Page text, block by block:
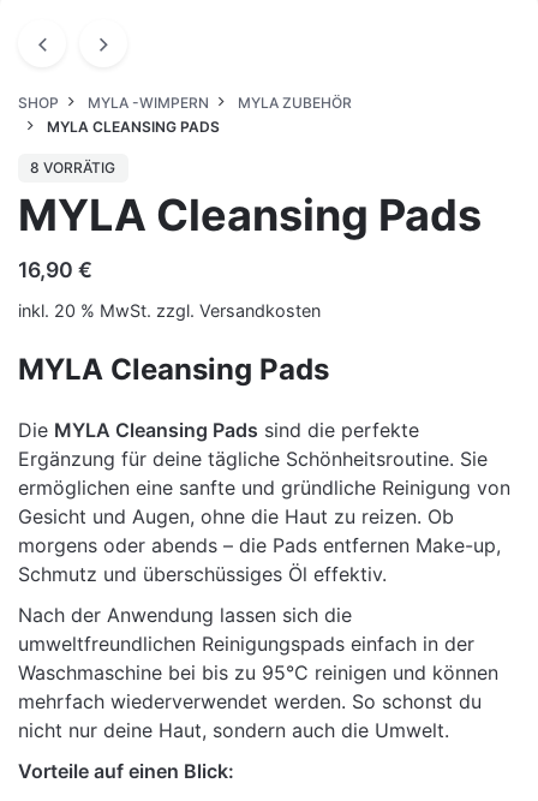
SHOP MYLA -WIMPERN
MYLA ZUBEHÖR
MYLA CLEANSING PADS
8 VORRÄTIG
MYLA Cleansing Pads
16,90 €
inkl. 20 % MwSt. zzgl. Versandkosten
MYLA Cleansing Pads
Die MYLA Cleansing Pads sind die perfekte
Ergänzung für deine tägliche Schönheitsroutine. Sie
ermöglichen eine sanfte und gründliche Reinigung von
Gesicht und Augen, ohne die Haut zu reizen. Ob
morgens oder abends – die Pads entfernen Make-up,
Schmutz und überschüssiges Öl effektiv.
Nach der Anwendung lassen sich die
umweltfreundlichen Reinigungspads einfach in der
Waschmaschine bei bis zu 95°C reinigen und können
mehrfach wiederverwendet werden. So schonst du
nicht nur deine Haut, sondern auch die Umwelt.
Vorteile auf einen Blick: